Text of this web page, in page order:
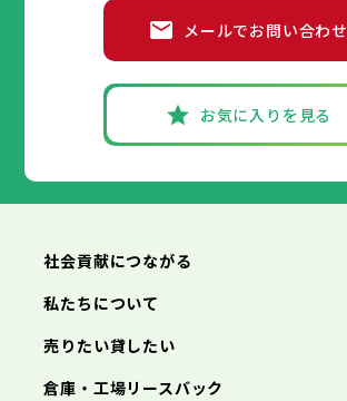
メールでお問い合わせ
お気に入りを見る
社会貢献につながる
私たちについて
売りたい貸したい
倉庫・工場リースバック